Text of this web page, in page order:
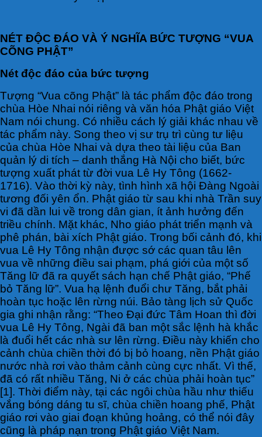
NÉT ĐỘC ĐÁO VÀ Ý NGHĨA BỨC TƯỢNG “VUA
CÕNG PHẬT”
Nét độc đáo của bức tượng
Tượng “Vua cõng Phật” là tác phẩm độc đáo trong
chùa Hòe Nhai nói riêng và văn hóa Phật giáo Việt
Nam nói chung. Có nhiều cách lý giải khác nhau về
tác phẩm này. Song theo vị sư trụ trì cùng tư liệu
của chùa Hòe Nhai và dựa theo tài liệu của Ban
quản lý di tích – danh thắng Hà Nội cho biết, bức
tượng xuất phát từ đời vua Lê Hy Tông (1662-
1716). Vào thời kỳ này, tình hình xã hội Đàng Ngoài
tương đối yên ổn. Phật giáo từ sau khi nhà Trần suy
vi đã dần lui về trong dân gian, ít ảnh hưởng đến
triều chính. Mặt khác, Nho giáo phát triển mạnh và
phê phán, bài xích Phật giáo. Trong bối cảnh đó, khi
vua Lê Hy Tông nhận được sớ các quan tâu lên
vua về những điều sai phạm, phá giới của một số
Tăng lữ đã ra quyết sách hạn chế Phật giáo, “Phế
bỏ Tăng lữ”. Vua hạ lệnh đuổi chư Tăng, bắt phải
hoàn tục hoặc lên rừng núi. Bảo tàng lịch sử Quốc
gia ghi nhận rằng: “Theo Đại đức Tâm Hoan thì đời
vua Lê Hy Tông, Ngài đã ban một sắc lệnh hà khắc
là đuổi hết các nhà sư lên rừng. Điều này khiến cho
cảnh chùa chiền thời đó bị bỏ hoang, nền Phật giáo
nước nhà rơi vào thảm cảnh cùng cực nhất. Vì thế,
đã có rất nhiều Tăng, Ni ở các chùa phải hoàn tục”
[1]. Thời điểm này, tại các ngôi chùa hầu như thiếu
vắng bóng dáng tu sĩ, chùa chiền hoang phế, Phật
giáo rơi vào giai đoạn khủng hoảng, có thể nói đây
cũng là pháp nạn trong Phật giáo Việt Nam.